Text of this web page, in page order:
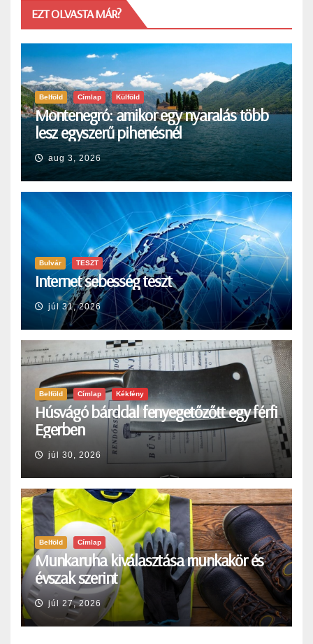
EZT OLVASTA MÁR?
Belföld Címlap Külföld
Montenegró: amikor egy nyaralás több
lesz egyszerű pihenésnél
aug 3, 2026
Bulvár TESZT
Internet sebesség teszt
júl 31, 2026
Belföld Címlap Kékfény
Húsvágó bárddal fenyegetőzőtt egy férfi
Egerben
júl 30, 2026
Belföld Címlap
Munkaruha kiválasztása munkakör és
évszak szerint
júl 27, 2026